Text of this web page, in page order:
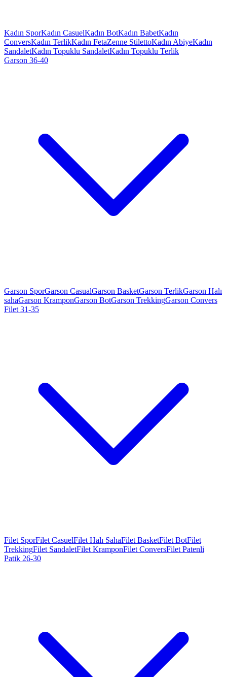
Kadın SporKadın CasuelKadın BotKadın BabetKadın
ConversKadın TerlikKadın FetaZenne StilettoKadın AbiyeKadın
SandaletKadın Topuklu SandaletKadın Topuklu Terlik
Garson 36-40
Garson SporGarson CasualGarson BasketGarson TerlikGarson Halı
sahaGarson KramponGarson BotGarson TrekkingGarson Convers
Filet 31-35
Filet SporFilet CasuelFilet Halı SahaFilet BasketFilet BotFilet
TrekkingFilet SandaletFilet KramponFilet ConversFilet Patenli
Patik 26-30